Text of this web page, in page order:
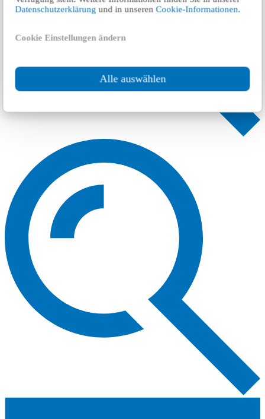
Datenschutzerklärung und in unserenCookie-Informationen.
Cookie Einstellungen ändern
Alle auswählen